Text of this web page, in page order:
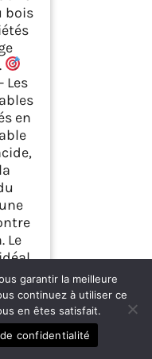
bois
Les
en
Le
les
de
que
garantir la meilleure
continuez à utiliser ce
en êtes satisfait.
confidentialité